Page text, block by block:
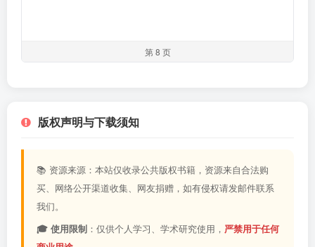
第 8 页
版权声明与下载须知
📚 资源来源：本站仅收录公共版权书籍，资源来自合法购
买、网络公开渠道收集、网友捐赠，如有侵权请发邮件联系
我们。
🎓 使用限制 ：仅供个人学习、学术研究使用， 严禁用于任何